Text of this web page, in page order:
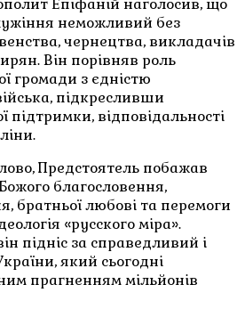
Епіфаній наголосив, що
неможливий без
чернецтва, викладачів
Він порівняв роль
громади з єдністю
підкресливши
підтримки, відповідальності
Предстоятель побажав
благословення,
братньої любові та перемоги
«русского міра».
підніс за справедливий і
який сьогодні
прагненням мільйонів